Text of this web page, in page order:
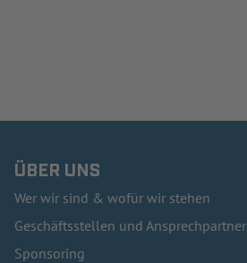
ÜBER UNS
Wer wir sind & wofür wir stehen
Geschäftsstellen und Ansprechpartner
Sponsoring